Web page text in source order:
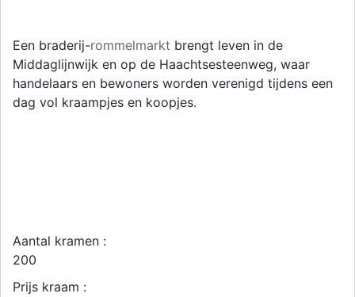
Een braderij-rommelmarkt brengt leven in de
Middaglijnwijk en op de Haachtsesteenweg, waar
handelaars en bewoners worden verenigd tijdens een
dag vol kraampjes en koopjes.
Aantal kramen :
200
Prijs kraam :